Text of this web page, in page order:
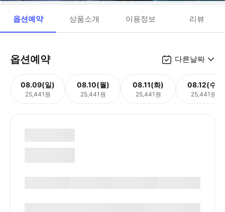
옵션예약 상품소개 이용정보 리뷰
옵션예약 다른날짜
08.09(일)
25,441원
08.10(월)
25,441원
08.11(화)
25,441원
08.12(수)
25,441원